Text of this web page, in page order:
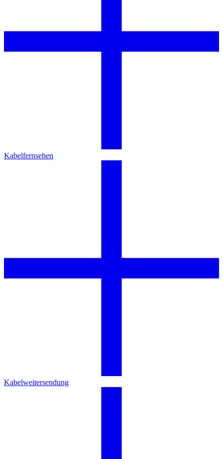
Kabelfernsehen
Kabelweitersendung